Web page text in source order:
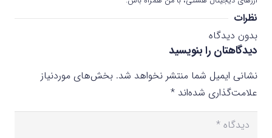
نظرات
بدون دیدگاه
دیدگاهتان را بنویسید
نشانی ایمیل شما منتشر نخواهد شد. بخش‌های موردنیاز
علامت‌گذاری شده‌اند *